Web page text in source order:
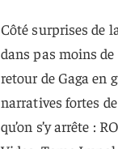
Côté surprises de
dans pas moins
retour de Gaga en
narratives fortes
qu’on s’y arrête :